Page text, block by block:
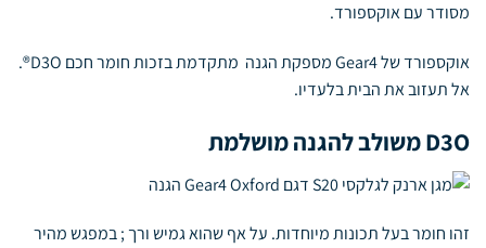
מסודר עם אוקספורד.
אוקספורד של Gear4 מספקת הגנה מתקדמת בזכות חומר חכם D3O®.
אל תעזוב את הבית בלעדיו.
D3O משולב להגנה מושלמת
זהו חומר בעל תכונות מיוחדות. על אף שהוא גמיש ורך ; במפגש מהיר